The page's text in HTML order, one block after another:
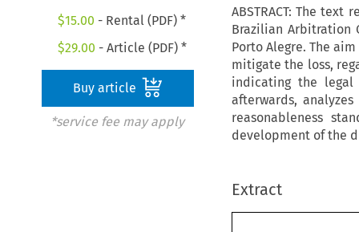
$15.00 - Rental (PDF) *
$29.00 - Article (PDF) *
Buy article
*service fee may apply
ABSTRACT: The
Brazilian Arbitration
Porto Alegre. The
mitigate the loss,
indicating the legal
afterwards,
reasonableness
development of the
Extract